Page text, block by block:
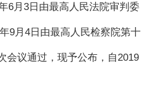
6月 3日由最高人民法院审判委
9月 4日由最高人民检察院第十
会议通过，现予公布，自2019